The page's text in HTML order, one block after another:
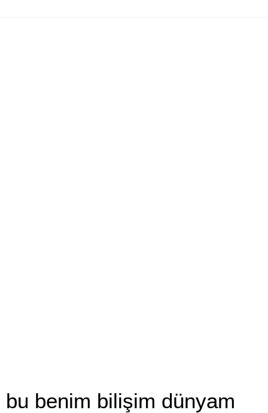
bu benim bilişim dünyam